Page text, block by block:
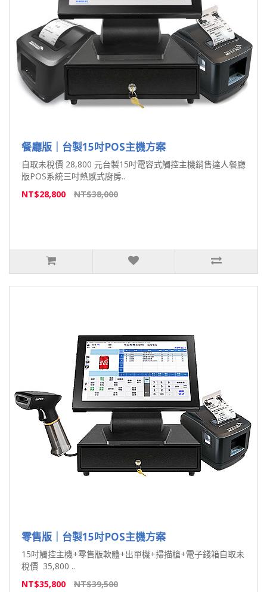
餐廳版｜台製15吋POS主機方案
自取未稅價 28,800 元台製15吋電容式觸控主機銷售達人餐廳
版POS系統三吋熱感式廚房..
NT$28,800
NT$38,000
零售版｜台製15吋POS主機方案
15吋觸控主機+零售版軟體+出單機+掃描槍+電子錢箱自取未
稅價 35,800 ..
NT$35,800
NT$39,500